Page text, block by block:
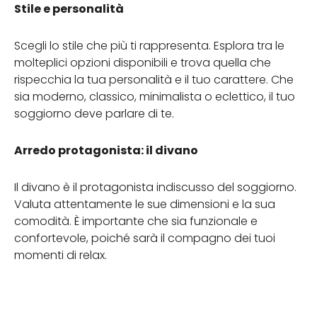
Stile e personalità
Scegli lo stile che più ti rappresenta. Esplora tra le
molteplici opzioni disponibili e trova quella che
rispecchia la tua personalità e il tuo carattere. Che
sia moderno, classico, minimalista o eclettico, il tuo
soggiorno deve parlare di te.
Arredo protagonista: il divano
Il divano è il protagonista indiscusso del soggiorno.
Valuta attentamente le sue dimensioni e la sua
comodità. È importante che sia funzionale e
confortevole, poiché sarà il compagno dei tuoi
momenti di relax.